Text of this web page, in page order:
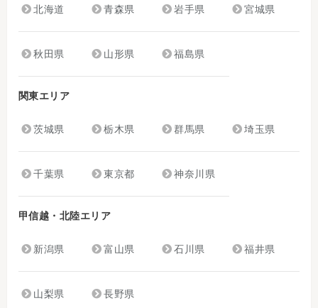
北海道 青森県 岩手県 宮城県
秋田県 山形県 福島県
関東エリア
茨城県 栃木県 群馬県 埼玉県
千葉県 東京都 神奈川県
甲信越・北陸エリア
新潟県 富山県 石川県 福井県
山梨県 長野県